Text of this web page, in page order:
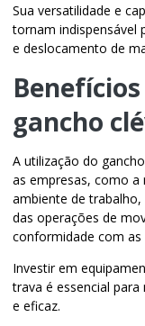
Sua versatilidade e
tornam indispensável
e deslocamento de
gancho
A utilização do
as empresas, como a
ambiente de
das operações de
conformidade com as
Investir em
trava é essencial
e eficaz.